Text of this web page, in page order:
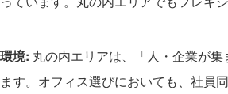
境: 丸の内エリアは、「人・企業が
す。オフィス選びにおいても、社員